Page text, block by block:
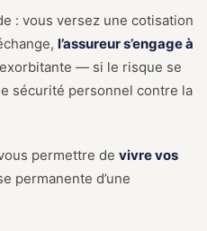
: vous versez une cotisation
l’assureur s’engage à
— si le risque se
sécurité personnel contre la
permettre de vivre vos
permanente d’une